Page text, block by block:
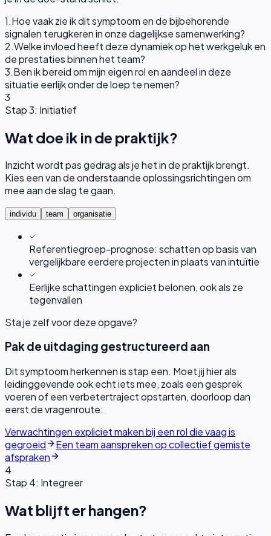
1.Hoe vaak zie ik dit symptoom en de bijbehorende
signalen terugkeren in onze dagelijkse samenwerking?
2.Welke invloed heeft deze dynamiek op het werkgeluk en
de prestaties binnen het team?
3.Ben ik bereid om mijn eigen rol en aandeel in deze
situatie eerlijk onder de loep te nemen?
3
Stap 3: Initiatief
Wat doe ik in de praktijk?
Inzicht wordt pas gedrag als je het in de praktijk brengt.
Kies een van de onderstaande oplossingsrichtingen om
mee aan de slag te gaan.
individu team organisatie
Referentiegroep-prognose: schatten op basis van
vergelijkbare eerdere projecten in plaats van intuïtie
Eerlijke schattingen expliciet belonen, ook als ze
tegenvallen
Sta je zelf voor deze opgave?
Pak de uitdaging gestructureerd aan
Dit symptoom herkennen is stap een. Moet jij hier als
leidinggevende ook echt iets mee, zoals een gesprek
voeren of een verbetertraject opstarten, doorloop dan
eerst de vragenroute:
Verwachtingen expliciet maken bij een rol die vaag is
gegroeid
Een team aanspreken op collectief gemiste
afspraken
4
Stap 4: Integreer
Wat blijft er hangen?